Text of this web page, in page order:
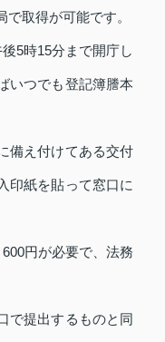
取得が可能です。
5時15分まで開庁し
いつでも登記簿謄本
備え付けてある交付
印紙を貼って窓口に
円が必要で、法務
で提出するものと同